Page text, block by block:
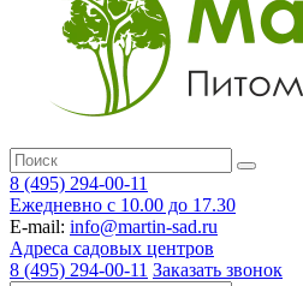
8 (495) 294-00-11
Ежедневно с 10.00 до 17.30
E-mail: info@martin-sad.ru
Адреса садовых центров
8 (495) 294-00-11 Заказать звонок